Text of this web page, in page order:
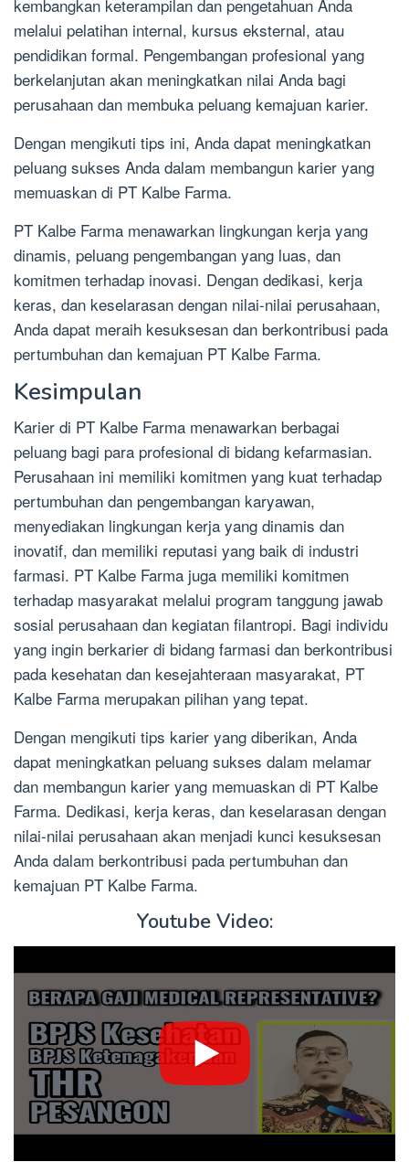
kembangkan keterampilan dan pengetahuan Anda
melalui pelatihan internal, kursus eksternal, atau
pendidikan formal. Pengembangan profesional yang
berkelanjutan akan meningkatkan nilai Anda bagi
perusahaan dan membuka peluang kemajuan karier.
Dengan mengikuti tips ini, Anda dapat meningkatkan
peluang sukses Anda dalam membangun karier yang
memuaskan di PT Kalbe Farma.
PT Kalbe Farma menawarkan lingkungan kerja yang
dinamis, peluang pengembangan yang luas, dan
komitmen terhadap inovasi. Dengan dedikasi, kerja
keras, dan keselarasan dengan nilai-nilai perusahaan,
Anda dapat meraih kesuksesan dan berkontribusi pada
pertumbuhan dan kemajuan PT Kalbe Farma.
Kesimpulan
Karier di PT Kalbe Farma menawarkan berbagai
peluang bagi para profesional di bidang kefarmasian.
Perusahaan ini memiliki komitmen yang kuat terhadap
pertumbuhan dan pengembangan karyawan,
menyediakan lingkungan kerja yang dinamis dan
inovatif, dan memiliki reputasi yang baik di industri
farmasi. PT Kalbe Farma juga memiliki komitmen
terhadap masyarakat melalui program tanggung jawab
sosial perusahaan dan kegiatan filantropi. Bagi individu
yang ingin berkarier di bidang farmasi dan berkontribusi
pada kesehatan dan kesejahteraan masyarakat, PT
Kalbe Farma merupakan pilihan yang tepat.
Dengan mengikuti tips karier yang diberikan, Anda
dapat meningkatkan peluang sukses dalam melamar
dan membangun karier yang memuaskan di PT Kalbe
Farma. Dedikasi, kerja keras, dan keselarasan dengan
nilai-nilai perusahaan akan menjadi kunci kesuksesan
Anda dalam berkontribusi pada pertumbuhan dan
kemajuan PT Kalbe Farma.
Youtube Video: